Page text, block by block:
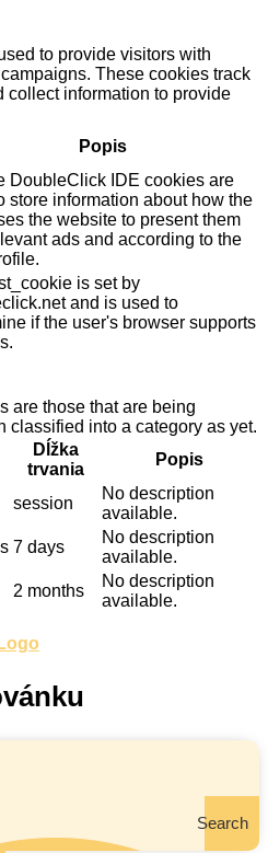
to provide visitors with
These cookies track
collect information to provide
Popis
DoubleClick IDE cookies are
store information about how the
the website to present them
ads and according to the
is set by
and is used to
if the user's browser supports
are those that are being
classified into a category as yet.
Dĺžka
trvania
Popis
session
No description
available.
7 days
No description
available.
2 months
No description
available.
Search